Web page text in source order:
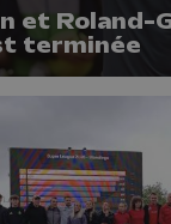
et Roland-
terminée